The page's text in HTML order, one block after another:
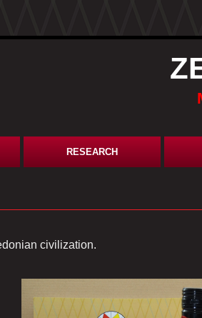
RESEARCH
civilization.